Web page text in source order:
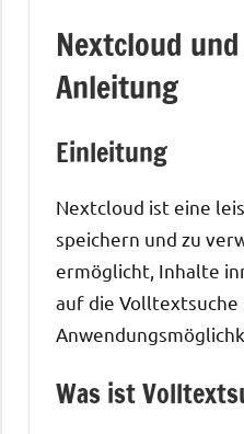
Nextcloud
Anleitung
Einleitung
Nextcloud ist eine
speichern und zu
ermöglicht, Inhalte
auf die
Was ist